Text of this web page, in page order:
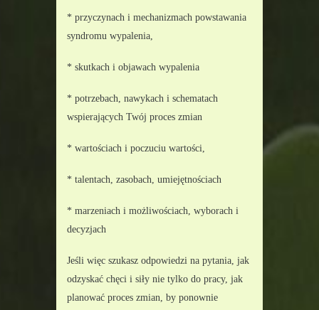
* przyczynach i mechanizmach powstawania
syndromu wypalenia,
* skutkach i objawach wypalenia
* potrzebach, nawykach i schematach
wspierających Twój proces zmian
* wartościach i poczuciu wartości,
* talentach, zasobach, umiejętnościach
* marzeniach i możliwościach, wyborach i
decyzjach
Jeśli więc szukasz odpowiedzi na pytania, jak
odzyskać chęci i siły nie tylko do pracy, jak
planować proces zmian, by ponownie